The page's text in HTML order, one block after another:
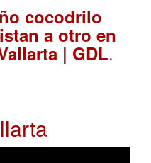
cocodrilo
a otro en
| GDL.